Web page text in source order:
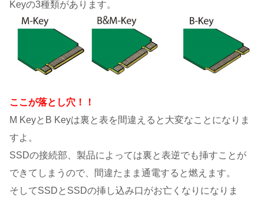
Keyの3種類があります。
ここが落とし穴！！
M KeyとB Keyは裏と表を間違えると大変なことになりま
すよ。
SSDの接続部、製品によっては裏と表逆でも挿すことが
できてしまうので、間違たまま通電すると燃えます。
そしてSSDとSSDの挿し込み口がお亡くなりになりま